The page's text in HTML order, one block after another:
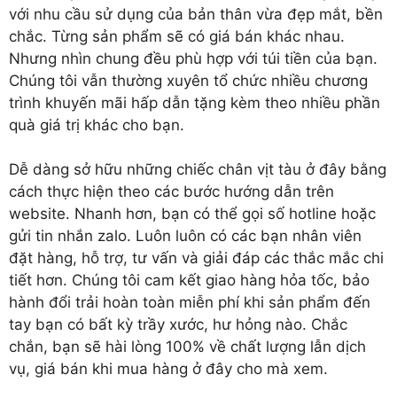
với nhu cầu sử dụng của bản thân vừa đẹp mắt, bền
chắc. Từng sản phẩm sẽ có giá bán khác nhau.
Nhưng nhìn chung đều phù hợp với túi tiền của bạn.
Chúng tôi vẫn thường xuyên tổ chức nhiều chương
trình khuyến mãi hấp dẫn tặng kèm theo nhiều phần
quà giá trị khác cho bạn.
Dễ dàng sở hữu những chiếc chân vịt tàu ở đây bằng
cách thực hiện theo các bước hướng dẫn trên
website. Nhanh hơn, bạn có thể gọi số hotline hoặc
gửi tin nhắn zalo. Luôn luôn có các bạn nhân viên
đặt hàng, hỗ trợ, tư vấn và giải đáp các thắc mắc chi
tiết hơn. Chúng tôi cam kết giao hàng hỏa tốc, bảo
hành đổi trải hoàn toàn miễn phí khi sản phẩm đến
tay bạn có bất kỳ trầy xước, hư hỏng nào. Chắc
chắn, bạn sẽ hài lòng 100% về chất lượng lẫn dịch
vụ, giá bán khi mua hàng ở đây cho mà xem.